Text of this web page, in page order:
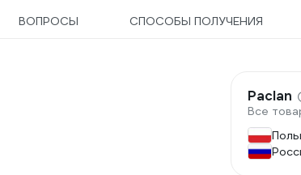
ВОПРОСЫ СПОСОБЫ ПОЛУЧЕНИЯ
Paclan
Все